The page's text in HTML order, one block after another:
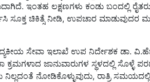
ಇಂತಹ ಲಕ್ಷಣಗಳು ಕಂಡು ಬಂದಲ್ಲಿ
ಸೂಕ್ತ ಚಿಕಿತ್ಸೆ ನೀಡಿ, ಉಪಚಾರ
ಸೇವಾ ಇಲಾಖೆ ಉಪ ನಿರ್ದೇಶಕ ಡಾ.
ಜಾನುವಾರುಗಳ ಸ್ಥಳದಲ್ಲಿ ಸೊಳ್ಳೆ
ನಿಲ್ಲದಂತೆ ನೋಡಿಕೊಳ್ಳುವುದು, ರಾತ್ರಿ